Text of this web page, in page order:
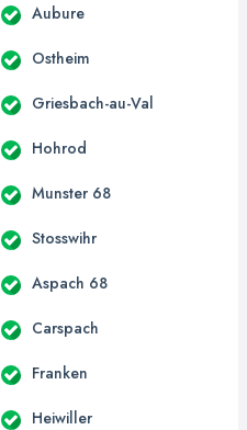
Aubure
Ostheim
Griesbach-au-Val
Hohrod
Munster 68
Stosswihr
Aspach 68
Carspach
Franken
Heiwiller